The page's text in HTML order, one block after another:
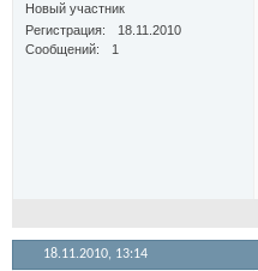
Новый участник
Регистрация
18.11.2010
Сообщений
1
18.11.2010, 13:14